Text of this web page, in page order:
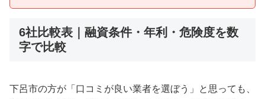
6社比較表｜融資条件・年利・危険度を数
字で比較
下呂市の方が「口コミが良い業者を選ぼう」と思っても、